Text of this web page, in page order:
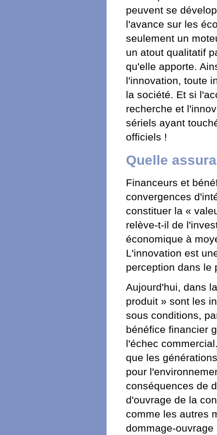
peuvent se
l'avance sur les
seulement un
un atout qualitatif
qu'elle apporte.
l'innovation, toute
la société. Et si
recherche et
sériels ayant
officiels !
Quelle
Financeurs et
convergences
constituer la «
relève-t-il de
économique à
L'innovation est
perception dans le
Aujourd'hui, dans
produit » sont les
sous conditions,
bénéfice financier
l'échec
que les
pour
conséquences de
d'ouvrage de la
comme les autres
dommage-